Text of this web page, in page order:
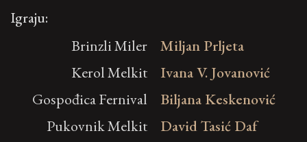
Igraju:
Brinzli Miler
Miljan Prljeta
Kerol Melkit
Ivana V. Jovanović
Gospođica Fernival
Biljana Keskenović
Pukovnik Melkit
David Tasić Daf